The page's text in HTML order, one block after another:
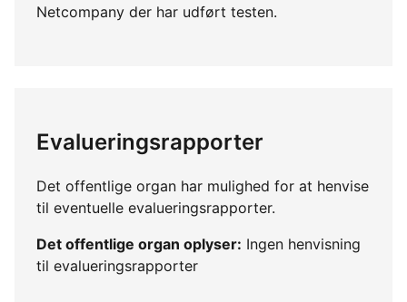
Netcompany der har udført testen.
Evalueringsrapporter
Det offentlige organ har mulighed for at henvise
til eventuelle evalueringsrapporter.
Det offentlige organ oplyser: Ingen henvisning
til evalueringsrapporter